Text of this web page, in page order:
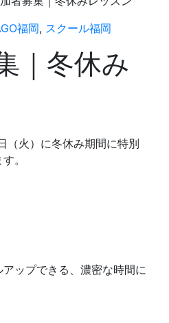
福岡, スクール福岡
｜冬休み
（火）に冬休み期間に特別
。
ップできる、濃密な時間に